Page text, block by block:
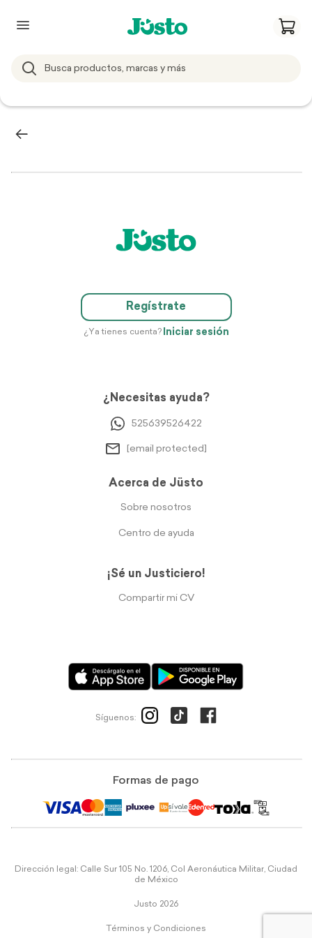
Regístrate
¿Ya tienes cuenta? Iniciar sesión
¿Necesitas ayuda?
525639526422
[email protected]
Acerca de Jüsto
Sobre nosotros
Centro de ayuda
¡Sé un Justiciero!
Compartir mi CV
Síguenos:
Formas de pago
Dirección legal: Calle Sur 105 No. 1206, Col Aeronáutica Militar, Ciudad
de México
Justo 2026
Términos y Condiciones